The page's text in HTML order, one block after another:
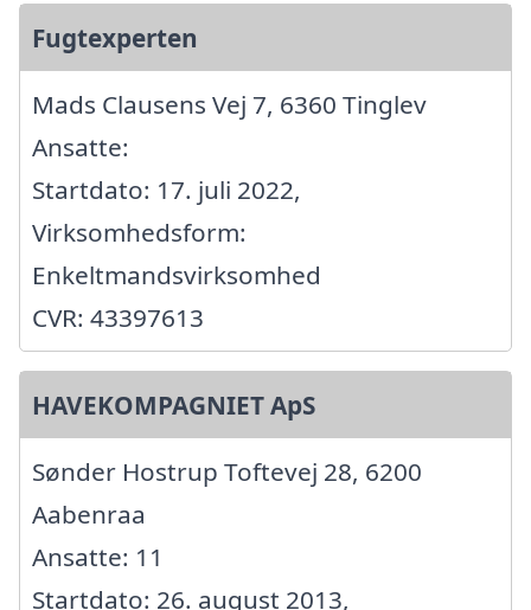
Fugtexperten
Mads Clausens Vej 7, 6360 Tinglev
Ansatte:
Startdato: 17. juli 2022,
Virksomhedsform:
Enkeltmandsvirksomhed
CVR: 43397613
HAVEKOMPAGNIET ApS
Sønder Hostrup Toftevej 28, 6200
Aabenraa
Ansatte: 11
Startdato: 26. august 2013,